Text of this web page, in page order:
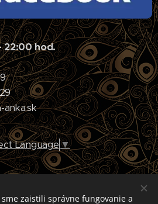
22:00 hod.
anka.sk
Language▼
sme zaistili správne fungovanie a